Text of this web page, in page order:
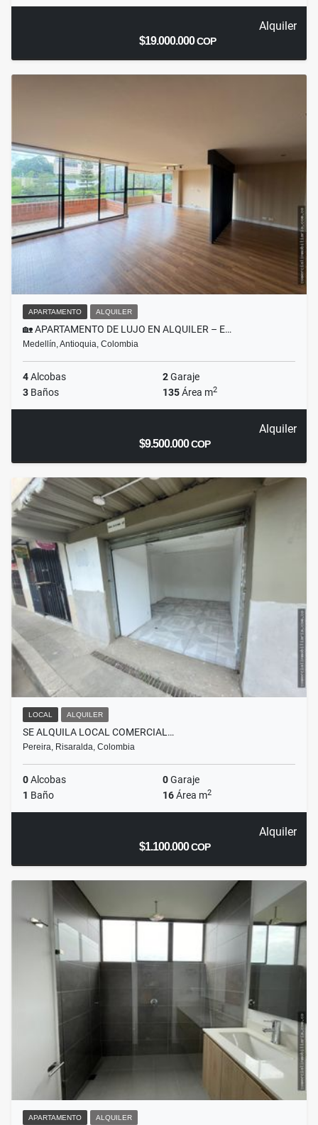
Alquiler
$19.000.000COP
APARTAMENTO ALQUILER
🏡 APARTAMENTO DE LUJO EN ALQUILER – E…
Medellín, Antioquia, Colombia
4Alcobas 2Garaje
3 Baños 135Área m2
Alquiler
$9.500.000COP
LOCAL ALQUILER
SE ALQUILA LOCAL COMERCIAL…
Pereira, Risaralda, Colombia
0Alcobas 0Garaje
1 Baño 16Área m2
Alquiler
$1.100.000COP
APARTAMENTO ALQUILER